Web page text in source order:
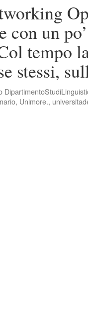
con un
tempo
stessi,
, Unimore.,